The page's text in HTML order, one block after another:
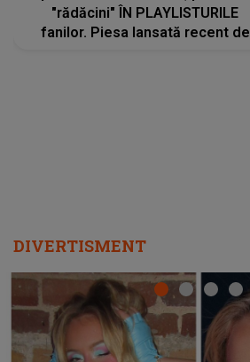
"rădăcini" ÎN PLAYLISTURILE
fanilor. Piesa lansată recent de
DIVERTISMENT